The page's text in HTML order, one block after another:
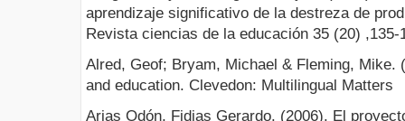
aprendizaje significativo de la destreza de
Revista ciencias de la educación 35 (20) ,135-
Alred, Geof; Bryam, Michael & Fleming, Mike.
and education. Clevedon: Multilingual Matters
Arias Odón, Fidias Gerardo. (2006). El